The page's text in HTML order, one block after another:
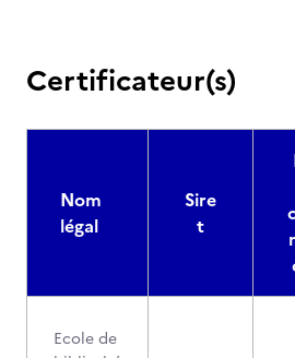
Certificateur(s)
Nom
légal
Sire
t
Ecole de